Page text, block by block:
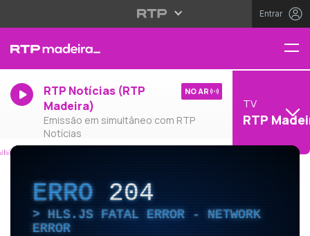
Entrar
RTP Notícias (RTP
Madeira)
Emissão em simultâneo com RTP
Notícias
NO AR
TV
RTP
ERRO204
HLS.JS FATAL ERROR - NETWORK
ERROR